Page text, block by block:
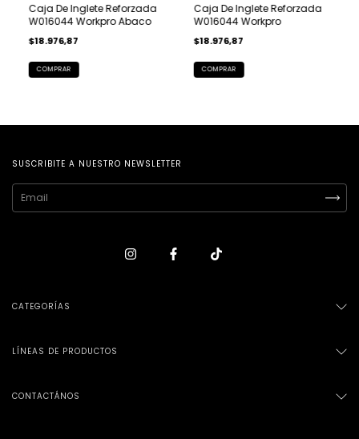
Caja De Inglete Reforzada
W016044 Workpro Abaco
$18.976,87
Caja De Inglete Reforzada
W016044 Workpro
$18.976,87
SUSCRIBITE A NUESTRO NEWSLETTER
CATEGORÍAS
LÍNEAS DE PRODUCTOS
CONTACTÁNOS